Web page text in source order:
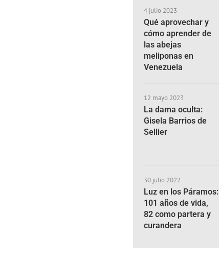
4 julio 2023
Qué aprovechar y
cómo aprender de
las abejas
meliponas en
Venezuela
12 mayo 2023
La dama oculta:
Gisela Barrios de
Sellier
30 julio 2022
Luz en los Páramos:
101 años de vida,
82 como partera y
curandera